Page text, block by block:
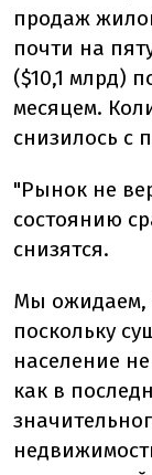
продаж
почти на
($10,1 млрд)
месяцем.
снизилось с
"Рынок не
состоянию
снизятся.
Мы ожидаем,
поскольку
население
как в